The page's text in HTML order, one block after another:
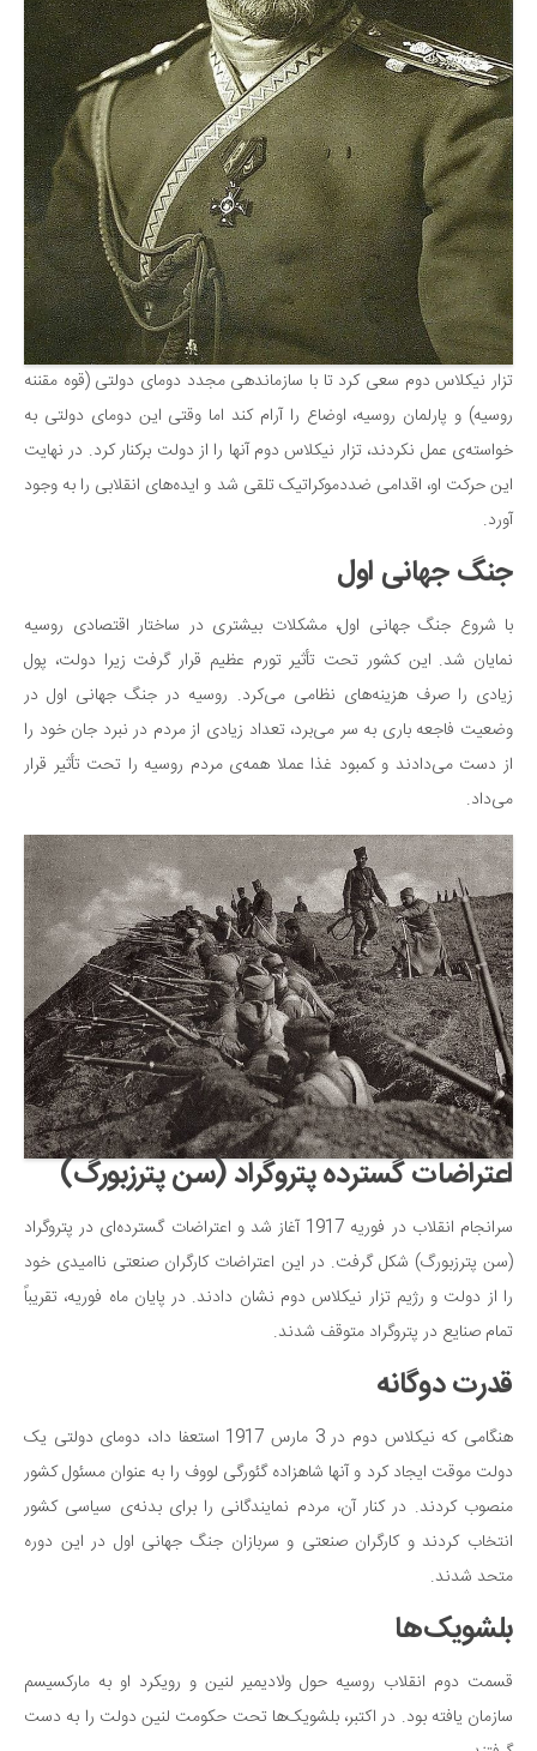
تزار نیکلاس دوم سعی کرد تا با سازماندهی مجدد دومای دولتی (قوه مقننه
روسیه) و پارلمان روسیه، اوضاع را آرام کند اما وقتی این دومای دولتی به
خواسته‌ی عمل نکردند، تزار نیکلاس دوم آنها را از دولت برکنار کرد. در نهایت
این حرکت او، اقدامی ضددموکراتیک تلقی شد و ایده‌های انقلابی را به وجود
آورد.
جنگ جهانی اول
با شروع جنگ جهانی اول، مشکلات بیشتری در ساختار اقتصادی روسیه
نمایان شد. این کشور تحت تأثیر تورم عظیم قرار گرفت زیرا دولت، پول
زیادی را صرف هزینه‌های نظامی می‌کرد. روسیه در جنگ جهانی اول در
وضعیت فاجعه باری به سر می‌برد، تعداد زیادی از مردم در نبرد جان خود را
از دست می‌دادند و کمبود غذا عملا همه‌ی مردم روسیه را تحت تأثیر قرار
می‌داد.
اعتراضات گسترده پتروگراد (سن پترزبورگ)
سرانجام انقلاب در فوریه 1917 آغاز شد و اعتراضات گسترده‌ای در پتروگراد
(سن پترزبورگ) شکل گرفت. در این اعتراضات کارگران صنعتی ناامیدی خود
را از دولت و رژیم تزار نیکلاس دوم نشان دادند. در پایان ماه فوریه، تقریباً
تمام صنایع در پتروگراد متوقف شدند.
قدرت دوگانه
هنگامی که نیکلاس دوم در 3 مارس 1917 استعفا داد، دومای دولتی یک
دولت موقت ایجاد کرد و آنها شاهزاده گئورگی لووف را به عنوان مسئول کشور
منصوب کردند. در کنار آن، مردم نمایندگانی را برای بدنه‌ی سیاسی کشور
انتخاب کردند و کارگران صنعتی و سربازان جنگ جهانی اول در این دوره
متحد شدند.
بلشویک‌ها
قسمت دوم انقلاب روسیه حول ولادیمیر لنین و رویکرد او به مارکسیسم
سازمان یافته بود. در اکتبر، بلشویک‌ها تحت حکومت لنین دولت را به دست